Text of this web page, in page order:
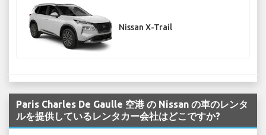
Nissan X-Trail
Paris Charles De Gaulle 空港 の Nissan の車のレンタ
ルを提供しているレンタカー会社はどこですか?